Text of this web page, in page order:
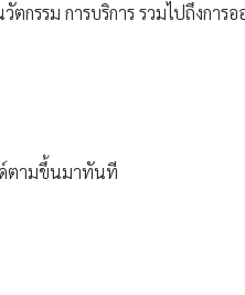
กรรม การบริการ รวมไปถึงการ
ตามขึ้นมาทันที